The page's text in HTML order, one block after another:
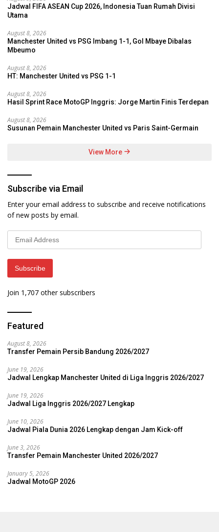
Jadwal FIFA ASEAN Cup 2026, Indonesia Tuan Rumah Divisi
Utama
August 8, 2026
Manchester United vs PSG Imbang 1-1, Gol Mbaye Dibalas
Mbeumo
August 8, 2026
HT: Manchester United vs PSG 1-1
August 8, 2026
Hasil Sprint Race MotoGP Inggris: Jorge Martin Finis Terdepan
August 8, 2026
Susunan Pemain Manchester United vs Paris Saint-Germain
View More
Subscribe via Email
Enter your email address to subscribe and receive notifications
of new posts by email.
Subscribe
Join 1,707 other subscribers
Featured
August 8, 2026
Transfer Pemain Persib Bandung 2026/2027
June 19, 2026
Jadwal Lengkap Manchester United di Liga Inggris 2026/2027
June 19, 2026
Jadwal Liga Inggris 2026/2027 Lengkap
June 10, 2026
Jadwal Piala Dunia 2026 Lengkap dengan Jam Kick-off
June 3, 2026
Transfer Pemain Manchester United 2026/2027
January 5, 2026
Jadwal MotoGP 2026